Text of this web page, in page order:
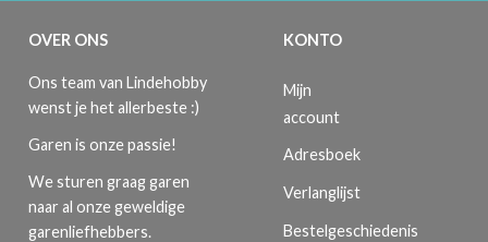
OVER ONS
Ons team van Lindehobby
wenst je het allerbeste :)
Garen is onze passie!
We sturen graag garen
naar al onze geweldige
garenliefhebbers.
KONTO
Mijn
account
Adresboek
Verlanglijst
Bestelgeschiedenis